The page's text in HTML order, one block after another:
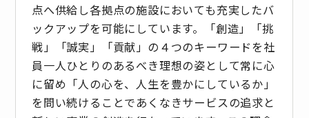
点へ供給し各拠点の施設においても充実したバ
ックアップを可能にしています。「創造」「挑
戦」「誠実」「貢献」の４つのキーワードを社
員一人ひとりのあるべき理想の姿として常に心
に留め「人の心を、人生を豊かにしているか」
を問い続けることであくなきサービスの追求と